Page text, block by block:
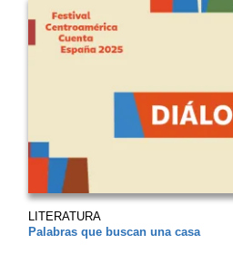
LITERATURA
Palabras que buscan una casa